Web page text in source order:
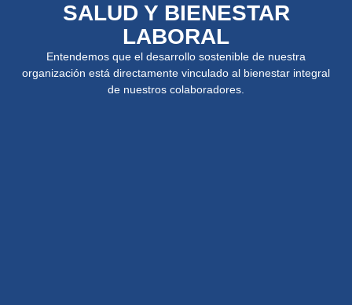
SALUD Y BIENESTAR
LABORAL
Entendemos que el desarrollo sostenible de nuestra
organización está directamente vinculado al bienestar integral
de nuestros colaboradores.